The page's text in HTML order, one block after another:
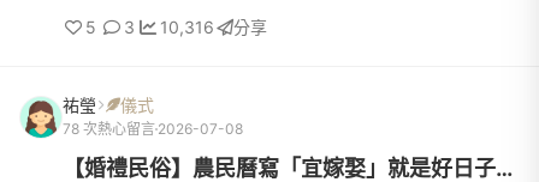
紗不換裝且為了節省時間,車隊不會出去繞一圈迎娶儀
式有闖關活動+拜別請問各位像這樣流程怎麼安排比較
擺六禮闖關戴金是拜別?或有其他建議嗎?(雙方父母皆
無流程意見)
5 3 10,316 分享
祐瑩 儀式
78 次熱心留言 2026-07-08
【婚禮民俗】農民曆寫「宜嫁娶」就是好日子？一個「布料與量身」...